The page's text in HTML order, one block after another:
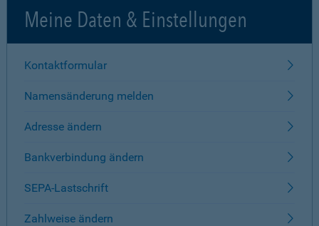
Meine Daten & Einstellungen
Kontaktformular
Namensänderung melden
Adresse ändern
Bankverbindung ändern
SEPA-Lastschrift
Zahlweise ändern